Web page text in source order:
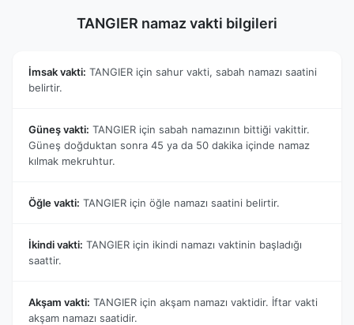
TANGIER namaz vakti bilgileri
İmsak vakti: TANGIER için sahur vakti, sabah namazı saatini
belirtir.
Güneş vakti: TANGIER için sabah namazının bittiği vakittir.
Güneş doğduktan sonra 45 ya da 50 dakika içinde namaz
kılmak mekruhtur.
Öğle vakti: TANGIER için öğle namazı saatini belirtir.
İkindi vakti: TANGIER için ikindi namazı vaktinin başladığı
saattir.
Akşam vakti: TANGIER için akşam namazı vaktidir. İftar vakti
akşam namazı saatidir.